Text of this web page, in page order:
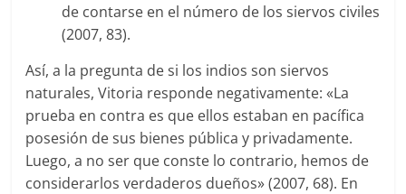
de contarse en el número de los siervos civiles
(2007, 83).
Así, a la pregunta de si los indios son siervos
naturales, Vitoria responde negativamente: «La
prueba en contra es que ellos estaban en pacífica
posesión de sus bienes pública y privadamente.
Luego, a no ser que conste lo contrario, hemos de
considerarlos verdaderos dueños» (2007, 68). En